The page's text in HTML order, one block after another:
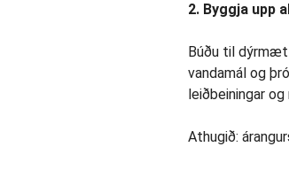
2. Byggja upp
Búðu til
vandamál og
leiðbeiningar
Athugið: